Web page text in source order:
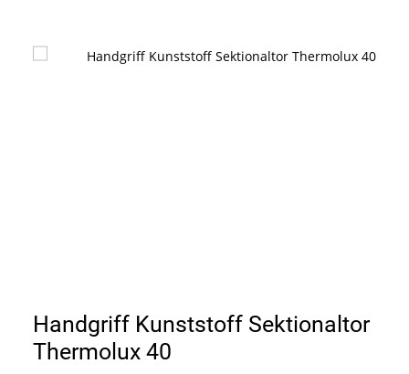
Handgriff Kunststoff Sektionaltor
Thermolux 40